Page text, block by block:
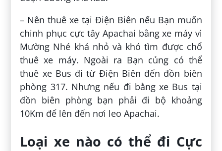
– Nên thuê xe tại Điện Biên nếu Bạn muốn
chinh phục cực tây Apachai bằng xe máy vì
Mường Nhé khá nhỏ và khó tìm được chổ
thuê xe máy. Ngoài ra Bạn củng có thể
thuê xe Bus đi từ Điện Biên đến đồn biên
phòng 317. Nhưng nếu đi bằng xe Bus tại
đồn biên phòng bạn phải đi bộ khoảng
10Km để lên đến nơi leo Apachai.
Loại xe nào có thể đi Cực